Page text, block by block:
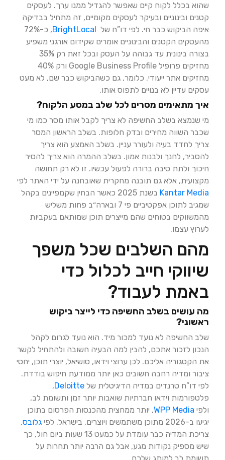
שהוא בכלל לקוח קיים שאפשר להגדיל ממנו ערך. לעסקים
קטנים ובינוניים ובעיקר לעסקים מקומיים, זה מתחיל בבדיקה
איפה הביקוש כבר חי. לפי דו”ח של BrightLocal
, כ-72%
מהעסקים הקטנים והבינוניים אומרים שקידום אורגני משפיע
בצורה בינונית עד גבוהה על העסק ובכל זאת רק 35%
מחזיקים פרופיל Google Business Profile ורק 40%
מחזיקים אתר ייעודי. כלומר, גם כשהביקוש כבר שם, לא מעט
עסקים עדיין לא בנויים לתפוס אותו.
איך מתאימים מסרים לכל שלב במסע הלקוח?
מי שנמצא בשלב החשיפה לא צריך לקבל אותו מסר כמו מי
שכבר השווה מחירים ובדק חלופות. בשלב הראשון המסר
צריך לחדד בעיה ולעורר עניין. בשלב האמצע הוא צריך
להסביר, לחנך ולבנות אמון. בשלב ההמרה הוא צריך להסיר
חיכוך ולתת סיבה ברורה לפעול עכשיו. זו לא רק תחושה
מקצועית, אלא גם תובנה מחקרית שאובחנה על ידי האתר לפי
Kantar Media
בשנת 2025 כאשר הבחין שקמפיינים בקהל
שמגיב לתוכן אפקטיביים פי 7 ובארה״ב פחות משליש
מהמשווקים בטוחים שהם מייצרים תוכן שמותאם בעקביות
לערוץ עצמו.
מהם השלבים שכל משפך
שיווקי חייב לכלול כדי
באמת לעבוד?
מה עושים בשלב החשיפה כדי לייצר ביקוש
ראשוני?
שלב החשיפה לא נועד למכור מיד. הוא נועד לגרום לקהל
הנכון לזכור אתכם, להבין למה הבעיה חשובה ולהתחיל לקשר
את הקטגוריה אליכם. לכן ערוצי וידאו, סושיאל, יוצרי תוכן, יחסי
ציבור ומדיה רחבה חשובים כאן יותר ממודעת חיפוש בודדת.
לפי דו”ח טרנדים במדיה הדיגיטלית שלDeloitte
,
פלטפורמות וידאו חברתיות שואבות יותר זמן ותשומת לב,
ולפי WPP Media, יותר ממחצית מהכנסות הפרסום בתוכן
יגיעו ב-2026 מתוכן משתמשים ויוצרים. בישראל, לפי
גלובס,
צריכת המדיה כבר עומדת על כמעט 13 שעות ביום חול, כך
שיש מספיק נקודות מגע, אבל גם הרבה יותר תחרות על